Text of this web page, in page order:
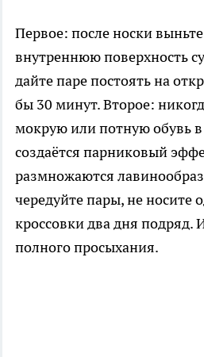
Первое: после носки
внутреннюю поверхность
дайте паре постоять на
бы 30 минут. Второе:
мокрую или потную обувь
создаётся парниковый
размножаются
чередуйте пары, не носите
кроссовки два дня
полного просыхания.